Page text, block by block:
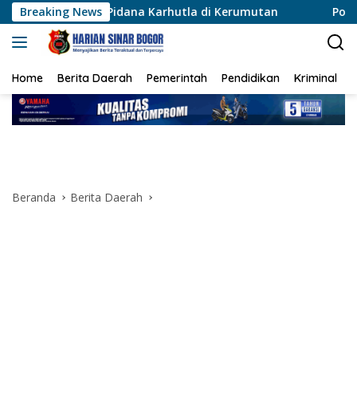
Langsung
ke
konten
Breaking News
Karhutla di Kerumutan Polsek Karawaci
Home Berita Daerah Pemerintah Pendidikan Kriminal
Beranda Berita Daerah